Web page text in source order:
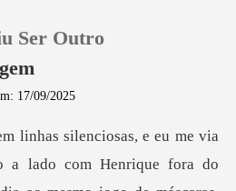
0
Ser Outro
17/09/2025